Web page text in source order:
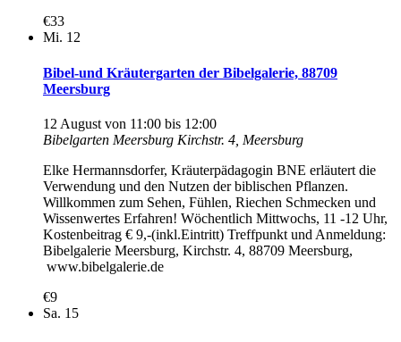
€33
Mi. 12
Bibel-und Kräutergarten der Bibelgalerie, 88709
Meersburg
12 August von 11:00 bis 12:00
Bibelgarten Meersburg Kirchstr. 4, Meersburg
Elke Hermannsdorfer, Kräuterpädagogin BNE erläutert die
Verwendung und den Nutzen der biblischen Pflanzen.
Willkommen zum Sehen, Fühlen, Riechen Schmecken und
Wissenwertes Erfahren! Wöchentlich Mittwochs, 11 -12 Uhr,
Kostenbeitrag € 9,-(inkl.Eintritt) Treffpunkt und Anmeldung:
Bibelgalerie Meersburg, Kirchstr. 4, 88709 Meersburg,
www.bibelgalerie.de
€9
Sa. 15